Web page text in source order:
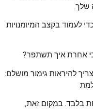
שלך.
לעמוד בקצב המיומנויות
אחרת איך תשתפר?
להיראות גימור מושלם:
בלבד. במקום זאת,